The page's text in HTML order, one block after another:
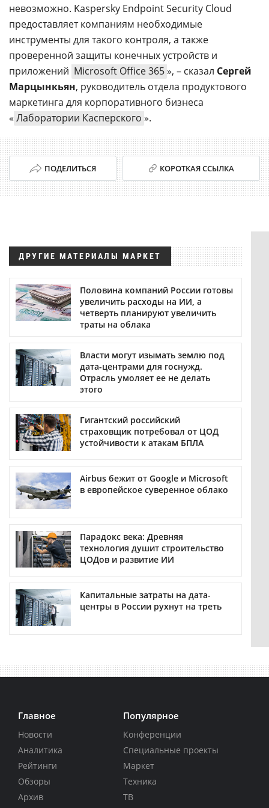
невозможно. Kaspersky Endpoint Security Cloud
предоставляет компаниям необходимые
инструменты для такого контроля, а также
проверенной защиты конечных устройств и
приложений Microsoft Office 365», – сказал Сергей
Марцынкьян, руководитель отдела продуктового
маркетинга для корпоративного бизнеса
« Лаборатории Касперского ».
ПОДЕЛИТЬСЯ КОРОТКАЯ ССЫЛКА
ДРУГИЕ МАТЕРИАЛЫ МАРКЕТ
Половина компаний России готовы
увеличить расходы на ИИ, а
четверть планируют увеличить
траты на облака
Власти могут изымать землю под
дата-центрами для госнужд.
Отрасль умоляет ее не делать
этого
Гигантский российский
страховщик потребовал от ЦОД
устойчивости к атакам БПЛА
Airbus бежит от Google и Microsoft
в европейское суверенное облако
Парадокс века: Древняя
технология душит строительство
ЦОДов и развитие ИИ
Капитальные затраты на дата-
центры в России рухнут на треть
Главное
Новости
Аналитика
Рейтинги
Обзоры
Архив
Популярное
Конференции
Специальные проекты
Маркет
Техника
ТВ